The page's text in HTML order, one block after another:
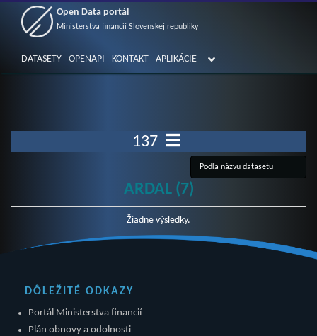
Open Data portál
Ministerstva financií Slovenskej republiky
DATASETY OPENAPI KONTAKT APLIKÁCIE
137
ARDAL (7)
Žiadne výsledky.
DÔLEŽITÉ ODKAZY
Portál Ministerstva financií
Plán obnovy a odolnosti